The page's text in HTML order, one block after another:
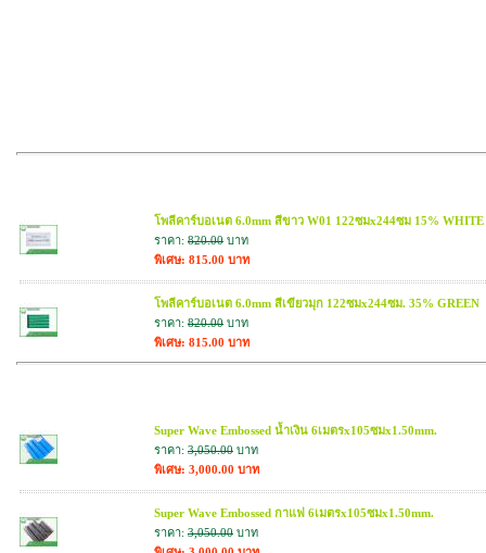
โพลีคาร์บอเนต 6.0mm สีขาว W01 122ซมx244ซม 15% WHITE
ราคา: 820.00 บาท
พิเศษ: 815.00 บาท
โพลีคาร์บอเนต 6.0mm สีเขียวมุก 122ซมx244ซม. 35% GREEN
ราคา: 820.00 บาท
พิเศษ: 815.00 บาท
Super Wave Embossed น้ำเงิน 6เมตรx105ซมx1.50mm.
ราคา: 3,050.00 บาท
พิเศษ: 3,000.00 บาท
Super Wave Embossed กาแฟ 6เมตรx105ซมx1.50mm.
ราคา: 3,050.00 บาท